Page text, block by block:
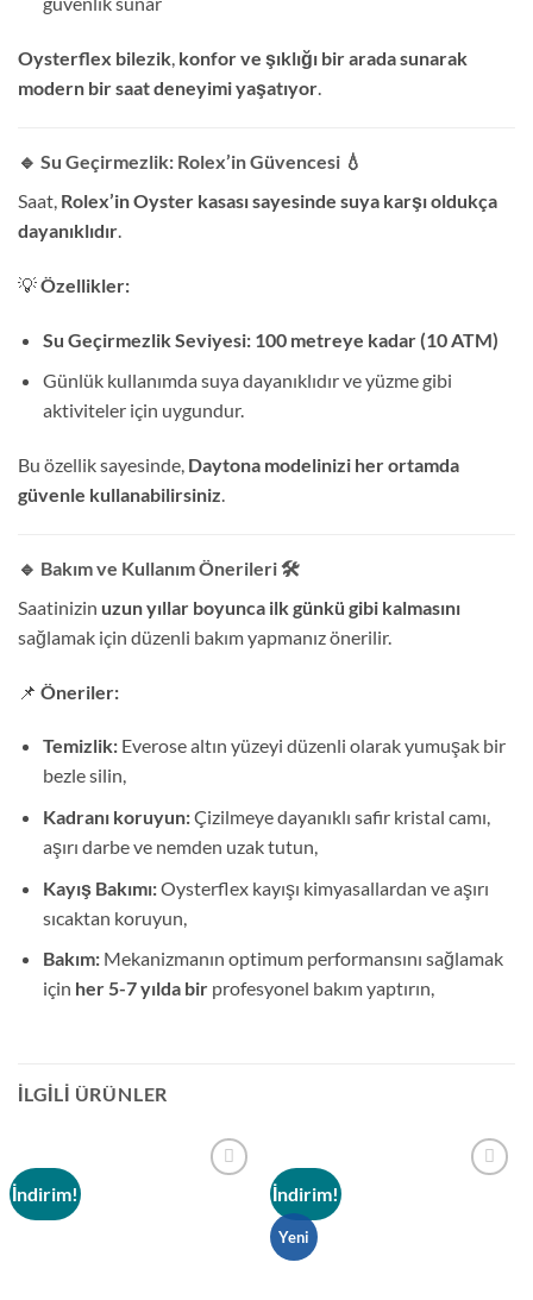
Oysterflex bilezik, konfor ve şıklığı bir arada sunarak
modern bir saat deneyimi yaşatıyor.
🔹 Su Geçirmezlik: Rolex’in Güvencesi 💧
Saat, Rolex’in Oyster kasası sayesinde suya karşı oldukça
dayanıklıdır.
💡Özellikler:
Su Geçirmezlik Seviyesi: 100 metreye kadar (10 ATM)
Günlük kullanımda suya dayanıklıdır ve yüzme gibi
aktiviteler için uygundur.
Bu özellik sayesinde, Daytona modelinizi her ortamda
güvenle kullanabilirsiniz.
🔹 Bakım ve Kullanım Önerileri🛠️
Saatinizin uzun yıllar boyunca ilk günkü gibi kalmasını
sağlamak için düzenli bakım yapmanız önerilir.
📌 Öneriler:
Temizlik:Everose altın yüzeyi düzenli olarak yumuşak bir
bezle silin,
Kadranı koruyun:Çizilmeye dayanıklı safir kristal camı,
aşırı darbe ve nemden uzak tutun,
Kayış Bakımı:Oysterflex kayışı kimyasallardan ve aşırı
sıcaktan koruyun,
Bakım:Mekanizmanın optimum performansını sağlamak
için her 5-7 yılda birprofesyonel bakım yaptırın,
İLGILI ÜRÜNLER
İndirim! İndirim!
Yeni